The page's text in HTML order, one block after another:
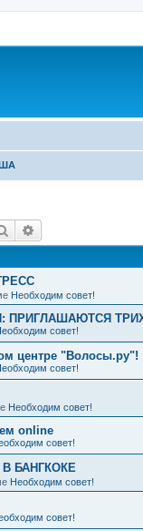
Поиск
Необходим совет!
совет!
центре "Волосы.ру"!
совет!
Необходим совет!
online
совет!
БАНГКОКЕ
Необходим совет!
совет!